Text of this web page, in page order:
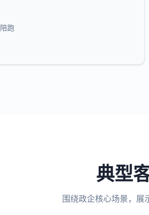
跑
典型
围绕政企核心场景，展